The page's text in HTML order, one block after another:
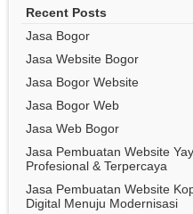
Recent Posts
Jasa Bogor
Jasa Website Bogor
Jasa Bogor Website
Jasa Bogor Web
Jasa Web Bogor
Jasa Pembuatan Website
Profesional & Terpercaya
Jasa Pembuatan Website
Digital Menuju Modernisasi